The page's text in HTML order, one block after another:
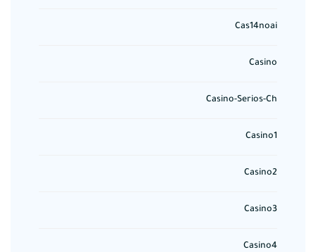
Cas14noai
Casino
Casino-Serios-Ch
Casino1
Casino2
Casino3
Casino4